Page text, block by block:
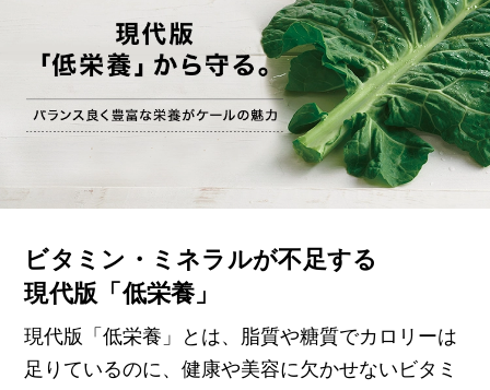
ビタミン・ミネラルが不足する
現代版「低栄養」
現代版「低栄養」とは、脂質や糖質でカロリーは
足りているのに、健康や美容に欠かせないビタミ